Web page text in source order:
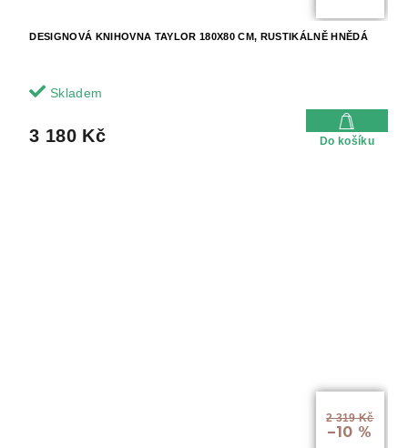
DESIGNOVÁ KNIHOVNA TAYLOR 180X80 CM, RUSTIKÁLNĚ HNĚDÁ
Skladem
3 180 Kč Do košíku
2 319 Kč
–10 %